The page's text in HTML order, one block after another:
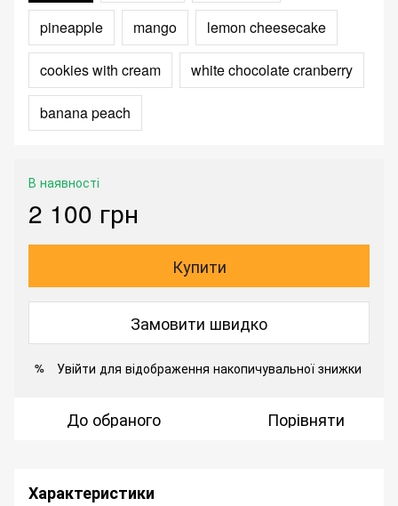
pineapple mango lemon cheesecake
cookies with cream white chocolate cranberry
banana peach
В наявності
2 100 грн
Купити
Замовити швидко
% Увійти для відображення накопичувальної знижки
До обраного Порівняти
Характеристики